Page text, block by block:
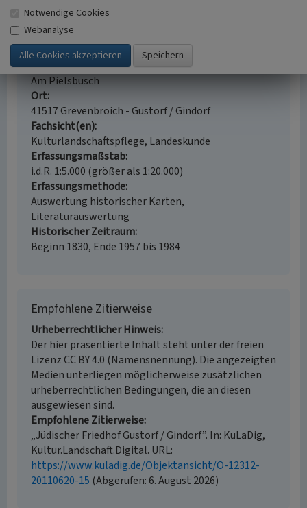
Jüdischer Friedhof Gustorf / Gindorf
Schlagwörter
Judentum Synagoge Bethaus Jüdischer Friedhof
Straße / Hausnummer
Am Pielsbusch
Ort
41517 Grevenbroich - Gustorf / Gindorf
Fachsicht(en)
Kulturlandschaftspflege, Landeskunde
Erfassungsmaßstab
i.d.R. 1:5.000 (größer als 1:20.000)
Erfassungsmethode
Auswertung historischer Karten,
Literaturauswertung
Historischer Zeitraum
Beginn 1830, Ende 1957 bis 1984
Empfohlene Zitierweise
Urheberrechtlicher Hinweis
Der hier präsentierte Inhalt steht unter der freien
Lizenz CC BY 4.0 (Namensnennung). Die angezeigten
Medien unterliegen möglicherweise zusätzlichen
urheberrechtlichen Bedingungen, die an diesen
ausgewiesen sind.
Empfohlene Zitierweise
„Jüdischer Friedhof Gustorf / Gindorf”. In: KuLaDig,
Kultur.Landschaft.Digital. URL:
https://www.kuladig.de/Objektansicht/O-12312-
20110620-15 (Abgerufen: 6. August 2026)
Notwendige Cookies
Webanalyse